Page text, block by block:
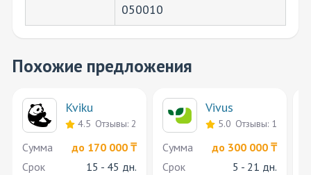
050010
Похожие предложения
Kviku
4.5 Отзывы: 2
Cумма
до 170 000 ₸
Срок
15 - 45 дн.
Vivus
5.0 Отзывы: 1
Cумма
до 300 000 ₸
Срок
5 - 21 дн.